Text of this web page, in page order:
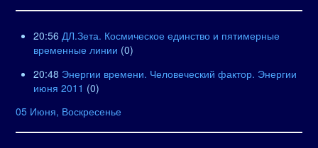
20:56 ДЛ.Зета. Космическое единство и пятимерные
временные линии (0)
20:48 Энергии времени. Человеческий фактор. Энергии
июня 2011 (0)
05 Июня, Воскресенье